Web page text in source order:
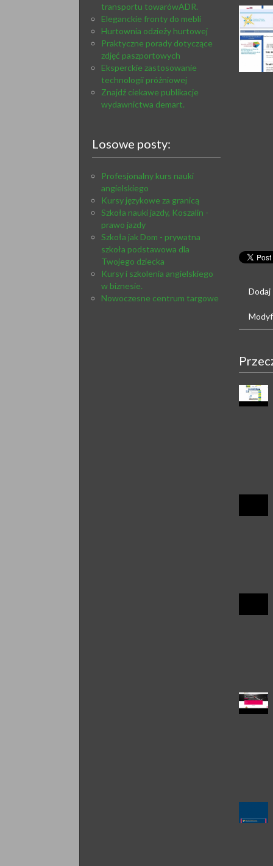
transportu towarówADR.
Eleganckie fronty do mebli
Hurtownia odzieży hurtowej
Praktyczne porady dotyczące
zdjęć paszportowych
Eksperckie zastosowanie
technologii próżniowej
Znajdź ciekawe publikacje
wydawnictwa demart.
Losowe posty:
Profesjonalny kurs nauki
angielskiego
Kursy językowe za granicą
Szkoła nauki jazdy, Koszalin -
prawo jazdy
Szkoła jak Dom - prywatna
szkoła podstawowa dla
Twojego dziecka
Kursy i szkolenia angielskiego
w biznesie.
Nowoczesne centrum targowe
Dodaj